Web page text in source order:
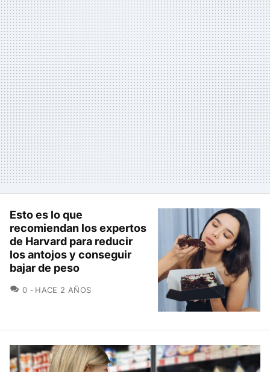
Esto es lo que
recomiendan los expertos
de Harvard para reducir
los antojos y conseguir
bajar de peso
0 COMENTARIOS
HACE 2 AÑOS